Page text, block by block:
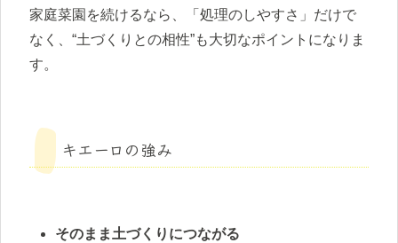
家庭菜園を続けるなら、「処理のしやすさ」だけで
なく、“土づくりとの相性”も大切なポイントになりま
す。
キエーロの強み
そのまま土づくりにつながる